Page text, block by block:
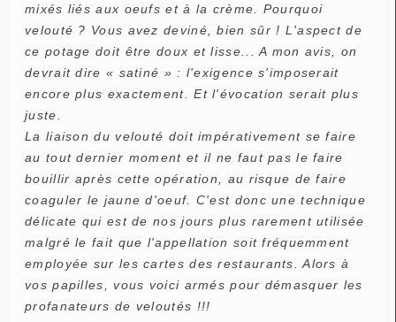
mixés liés aux oeufs et à la crème. Pourquoi
velouté ? Vous avez deviné, bien sûr ! L'aspect de
ce potage doit être doux et lisse... A mon avis, on
devrait dire « satiné » : l'exigence s'imposerait
encore plus exactement. Et l'évocation serait plus
juste.
La liaison du velouté doit impérativement se faire
au tout dernier moment et il ne faut pas le faire
bouillir après cette opération, au risque de faire
coaguler le jaune d'oeuf. C'est donc une technique
délicate qui est de nos jours plus rarement utilisée
malgré le fait que l'appellation soit fréquemment
employée sur les cartes des restaurants. Alors à
vos papilles, vous voici armés pour démasquer les
profanateurs de veloutés !!!